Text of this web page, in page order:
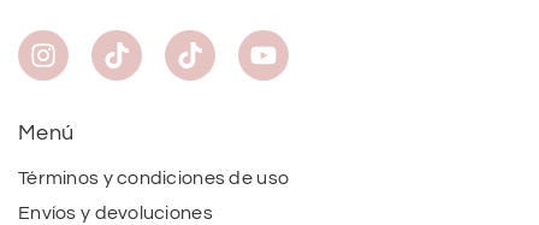
Menú
Términos y condiciones de uso
Envíos y devoluciones